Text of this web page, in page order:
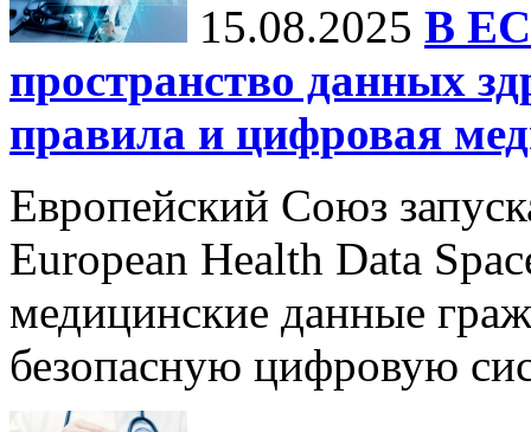
15.08.2025 В ЕС
пространство данных
правила и цифровая
Европейский Союз
European Health Data
медицинские данные
безопасную цифровую